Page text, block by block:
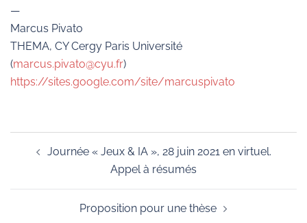
—
Marcus Pivato
THEMA, CY Cergy Paris Université
(marcus.pivato@cyu.fr)
https://sites.google.com/site/marcuspivato
Journée « Jeux & IA », 28 juin 2021 en virtuel.
Appel à résumés
Proposition pour une thèse